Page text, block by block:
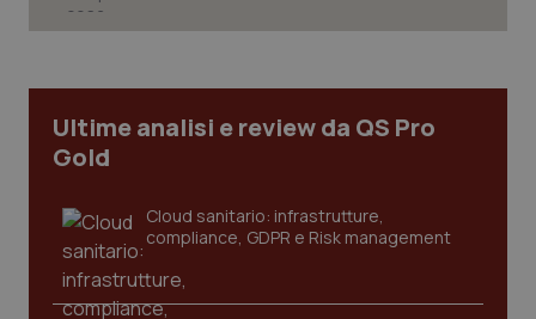
Ultime analisi e review da QS Pro
Gold
Cloud sanitario: infrastrutture,
compliance, GDPR e Risk management
protette del sito. Il sito web non è in grado di
VISITOR_PRIVACY_METADATA
YouTube
.youtube.com